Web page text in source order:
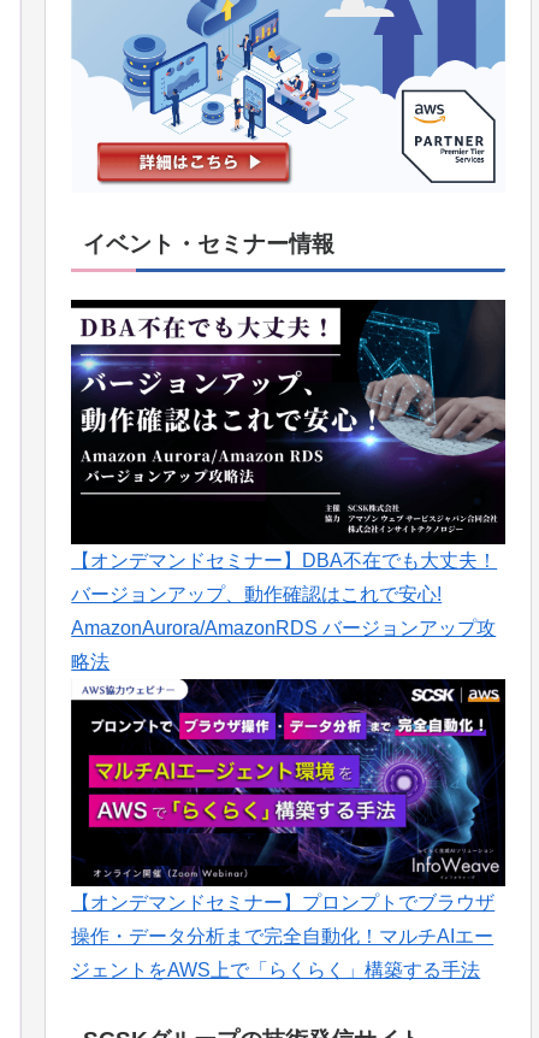
イベント・セミナー情報
【オンデマンドセミナー】DBA不在でも大丈夫！
バージョンアップ、動作確認はこれで安心!
AmazonAurora/AmazonRDS バージョンアップ攻
略法
【オンデマンドセミナー】プロンプトでブラウザ
操作・データ分析まで完全自動化！マルチAIエー
ジェントをAWS上で「らくらく」構築する手法